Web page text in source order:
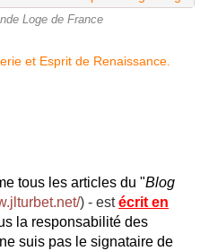
Loge de France
tous les articles du "Blog
) - estécrit en
la responsabilité des
suis pas le signataire de